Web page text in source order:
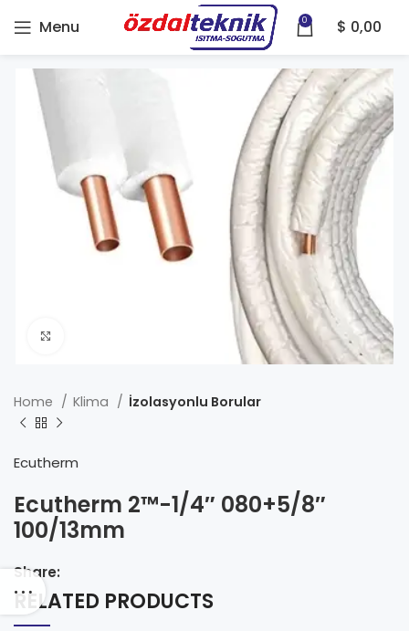
Menu 0 $ 0,00
Home Klima İzolasyonlu Borular
Ecutherm
Ecutherm 2™-1/4″ 080+5/8″
100/13mm
Share:
RELATED PRODUCTS